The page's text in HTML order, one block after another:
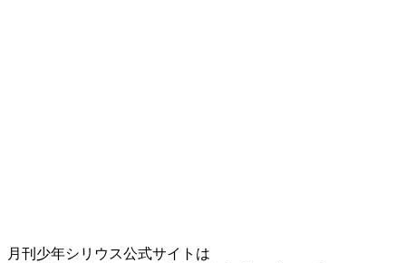
月刊少年シリウス公式サイトは